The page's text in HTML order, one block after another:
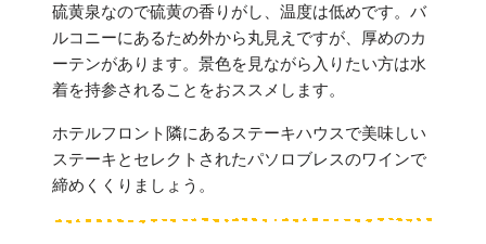
硫黄泉なので硫黄の香りがし、温度は低めです。バ
ルコニーにあるため外から丸見えですが、厚めのカ
ーテンがあります。景色を見ながら入りたい方は水
着を持参されることをおススメします。
ホテルフロント隣にあるステーキハウスで美味しい
ステーキとセレクトされたパソロブレスのワインで
締めくくりましょう。